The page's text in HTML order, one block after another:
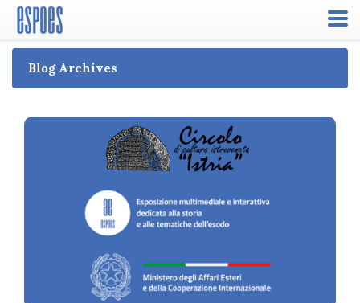
Toggle
Blog Archives